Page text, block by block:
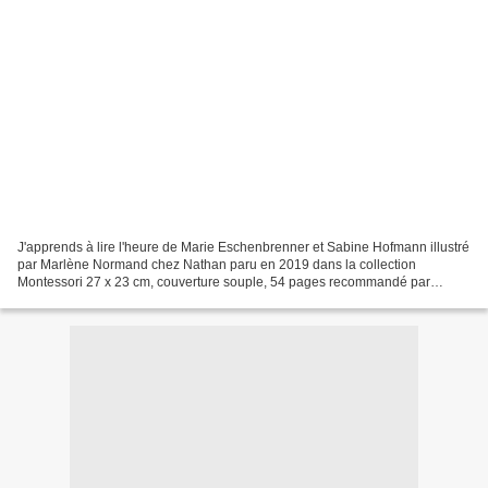
J'apprends à lire l'heure de Marie Eschenbrenner et Sabine Hofmann illustré
par Marlène Normand chez Nathan paru en 2019 dans la collection
Montessori 27 x 23 cm, couverture souple, 54 pages recommandé par